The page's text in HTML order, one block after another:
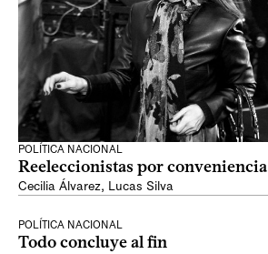
POLÍTICA NACIONAL
Reeleccionistas por conveniencia
Cecilia Álvarez, Lucas Silva
POLÍTICA NACIONAL
Todo concluye al fin